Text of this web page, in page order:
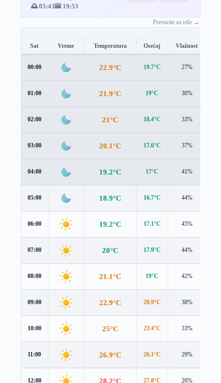
🌅 05:43🌇 19:53
Prevucite za više →
Sat Vreme Temperatura Osećaj Vlažnost
00:00 22.9°C 19.7°C 27%
01:00 21.9°C 19°C 30%
02:00 21°C 18.4°C 33%
03:00 20.1°C 17.6°C 37%
04:00 19.2°C 17°C 41%
05:00 18.9°C 16.7°C 44%
06:00 19.2°C 17.1°C 45%
07:00 20°C 17.9°C 44%
08:00 21.1°C 19°C 42%
09:00 22.9°C 20.9°C 38%
10:00 25°C 23.4°C 33%
11:00 26.9°C 26.1°C 29%
12:00 28.2°C 27.8°C 26%